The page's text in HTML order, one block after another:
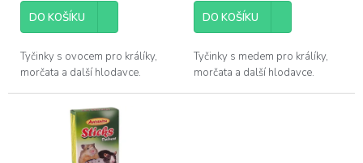
DO KOŠÍKU
Tyčinky s ovocem pro králíky,
morčata a další hlodavce.
DO KOŠÍKU
Tyčinky s medem pro králíky,
morčata a další hlodavce.